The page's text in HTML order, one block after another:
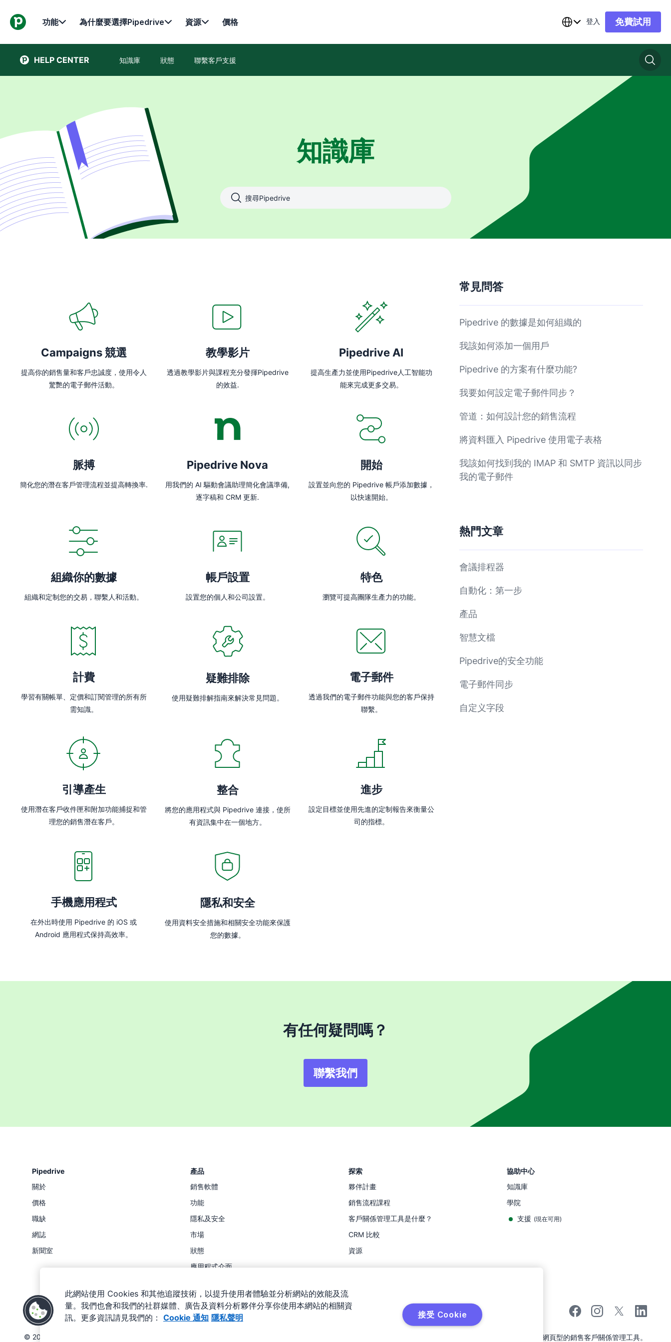
功能 為什麼要選擇Pipedrive 資源 價格 登入 免費試用
HELP CENTER 知識庫 狀態 聯繫客戶支援
知識庫
Campaigns 競選
提高你的銷售量和客戶忠誠度，使用令人
驚艷的電子郵件活動。
教學影片
透過教學影片與課程充分發揮Pipedrive
的效益.
Pipedrive AI
提高生產力並使用Pipedrive人工智能功
能來完成更多交易。
脈搏
簡化您的潛在客戶管理流程並提高轉換率.
Pipedrive Nova
用我們的 AI 驅動會議助理簡化會議準備,
逐字稿和 CRM 更新.
開始
設置並向您的 Pipedrive 帳戶添加數據，
以快速開始。
組織你的數據
組織和定制您的交易，聯繫人和活動。
帳戶設置
設置您的個人和公司設置。
特色
瀏覽可提高團隊生產力的功能。
計費
學習有關帳單、定價和訂閱管理的所有所
需知識。
疑難排除
使用疑難排解指南來解決常見問題。
電子郵件
透過我們的電子郵件功能與您的客戶保持
聯繫。
引導產生
使用潛在客戶收件匣和附加功能捕捉和管
理您的銷售潛在客戶。
整合
將您的應用程式與 Pipedrive 連接，使所
有資訊集中在一個地方。
進步
設定目標並使用先進的定制報告來衡量公
司的指標。
手機應用程式
在外出時使用 Pipedrive 的 iOS 或
Android 應用程式保持高效率。
隱私和安全
使用資料安全措施和相關安全功能來保護
您的數據。
常見問答
Pipedrive 的數據是如何組織的
我該如何添加一個用戶
Pipedrive 的方案有什麼功能?
我要如何設定電子郵件同步？
管道：如何設計您的銷售流程
將資料匯入 Pipedrive 使用電子表格
我該如何找到我的 IMAP 和 SMTP 資訊以同步
我的電子郵件
熱門文章
會議排程器
自動化：第一步
產品
智慧文檔
Pipedrive的安全功能
電子郵件同步
自定义字段
有任何疑問嗎？
聯繫我們
Pipedrive
關於
價格
職缺
網誌
新聞室
產品
銷售軟體
功能
隱私及安全
市場
狀態
應用程式介面
探索
夥伴計畫
銷售流程課程
客戶關係管理工具是什麼？
CRM 比較
資源
協助中心
知識庫
學院
支援 (現在可用)
© 2026 Pipedrive是網頁型的銷售客戶關係管理工具。
此網站使用 Cookies 和其他追蹤技術，以提升使用者體驗並分析網站的效能及流
量。我們也會和我們的社群媒體、廣告及資料分析夥伴分享你使用本網站的相關資
訊。更多資訊請見我們的： Cookie 通知 隱私聲明 接受 Cookie